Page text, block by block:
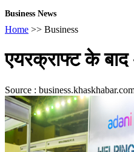
Business News
Home >> Business
एयरक्राफ्ट के
Source :